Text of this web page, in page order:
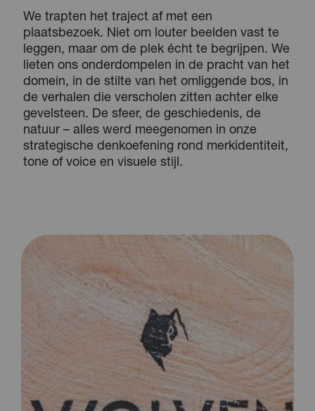
We trapten het traject af met een
plaatsbezoek. Niet om louter beelden vast te
leggen, maar om de plek écht te begrijpen. We
lieten ons onderdompelen in de pracht van het
domein, in de stilte van het omliggende bos, in
de verhalen die verscholen zitten achter elke
gevelsteen. De sfeer, de geschiedenis, de
natuur – alles werd meegenomen in onze
strategische denkoefening rond merkidentiteit,
tone of voice en visuele stijl.